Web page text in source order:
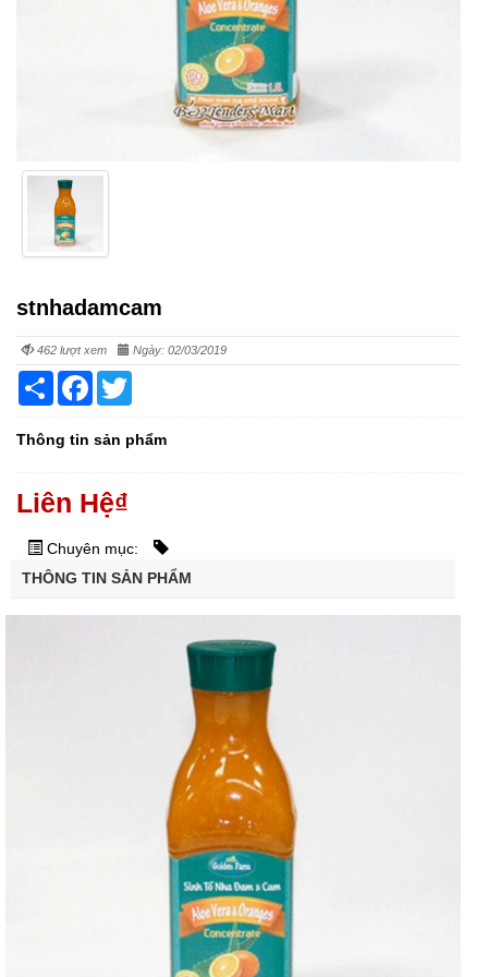
stnhadamcam
462 lượt xem Ngày: 02/03/2019
Share Facebook
Thông tin sản phẩm
Liên Hệ₫
Chuyên mục:
THÔNG TIN SẢN PHẨM